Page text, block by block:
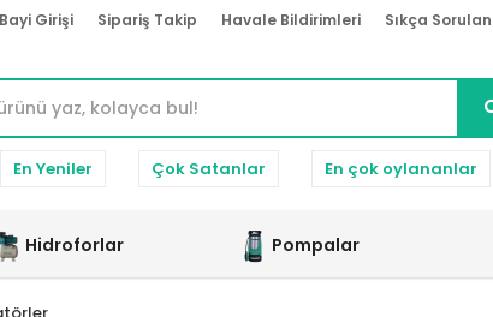
Bayi Girişi Sipariş Takip Havale Bildirimleri Sıkça
En Yeniler Çok Satanlar En çok oylananlar
Hidroforlar Pompalar